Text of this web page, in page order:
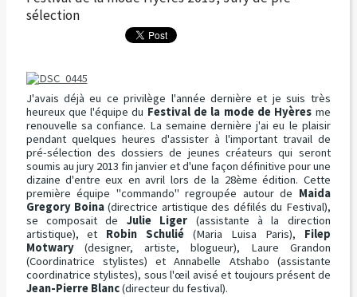
sélection
J'avais déjà eu ce privilège l'année dernière et je suis très
heureux que l'équipe du Festival de la mode de Hyères me
renouvelle sa confiance. La semaine dernière j'ai eu le plaisir
pendant quelques heures d'assister à l'important travail de
pré-sélection des dossiers de jeunes créateurs qui seront
soumis au jury 2013 fin janvier et d'une façon définitive pour une
dizaine d'entre eux en avril lors de la 28ème édition. Cette
première équipe "commando" regroupée autour de Maida
Gregory Boina(directrice artistique des défilés du Festival),
se composait de Julie Liger (assistante à la direction
artistique), et Robin Schulié (Maria Luisa Paris), Filep
Motwary(designer, artiste, blogueur), Laure Grandon
(Coordinatrice stylistes) et Annabelle Atshabo (assistante
coordinatrice stylistes), sous l'œil avisé et toujours présent de
Jean-Pierre Blanc(directeur du festival).